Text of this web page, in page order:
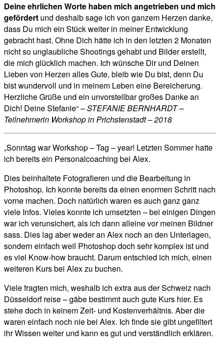
Deine ehrlichen Worte haben mich angetrieben und mich
gefördert und deshalb sage ich von ganzem Herzen danke,
dass Du mich ein Stück weiter in meiner Entwicklung
gebracht hast. Ohne Dich hätte ich in den letzten 2 Monaten
nicht so unglaubliche Shootings gehabt und Bilder erstellt,
die mich glücklich machen. Ich wünsche Dir und Deinen
Lieben von Herzen alles Gute, bleib wie Du bist, denn Du
bist wundervoll und in meinem Leben eine Bereicherung.
Herzliche Grüße und ein unvorstellbar großes Danke an
Dich! Deine Stefanie“– STEFANIE BERNHARDT –
Teilnehmerin Workshop in Prichstenstadt – 2018
„Sonntag war Workshop – Tag – year! Letzten Sommer hatte
ich bereits ein Personalcoaching bei Alex.
Dies beinhaltete Fotografieren und die Bearbeitung in
Photoshop. Ich konnte bereits da einen enormen Schritt nach
vorne machen. Doch natürlich waren es auch ganz ganz
viele Infos. Vieles konnte ich umsetzten – bei einigen Dingen
war ich verunsichert, als ich dann alleine vor meinen Bildner
sass. Dies lag aber weder an Alex noch an den Unterlagen,
sondern einfach weil Photoshop doch sehr komplex ist und
es viel Know-how braucht. Darum entschied ich mich, einen
weiteren Kurs bei Alex zu buchen.
Viele fragten mich, weshalb ich extra aus der Schweiz nach
Düsseldorf reise – gäbe bestimmt auch gute Kurs hier. Es
stehe doch in keinem Zeit- und Kostenverhältnis. Aber die
waren einfach noch nie bei Alex. Ich finde sie gibt ungefiltert
ihr Wissen weiter und kann es gut und verständlich erklären.